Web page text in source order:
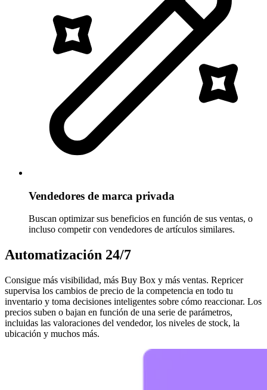
Vendedores de marca privada
Buscan optimizar sus beneficios en función de sus ventas, o
incluso competir con vendedores de artículos similares.
Automatización 24/7
Consigue más visibilidad, más Buy Box y más ventas. Repricer
supervisa los cambios de precio de la competencia en todo tu
inventario y toma decisiones inteligentes sobre cómo reaccionar. Los
precios suben o bajan en función de una serie de parámetros,
incluidas las valoraciones del vendedor, los niveles de stock, la
ubicación y muchos más.